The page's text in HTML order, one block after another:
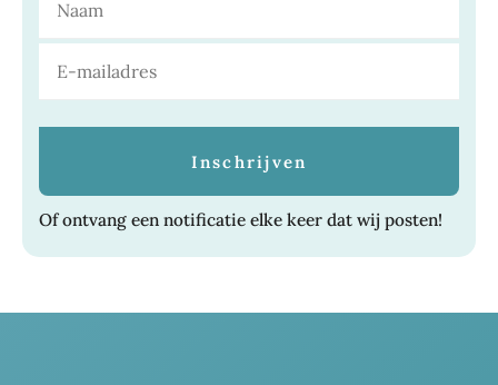
Of ontvang een notificatie elke keer dat wij posten!